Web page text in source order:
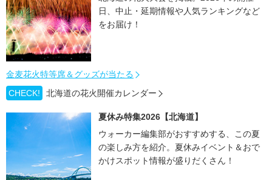
日、中止・延期情報や人気ランキングなど
をお届け！
金麦花火特等席＆グッズが当たる
CHECK!
北海道の花火開催カレンダー
夏休み特集2026【北海道】
ウォーカー編集部がおすすめする、この夏
の楽しみ方を紹介。夏休みイベント＆おで
かけスポット情報が盛りだくさん！